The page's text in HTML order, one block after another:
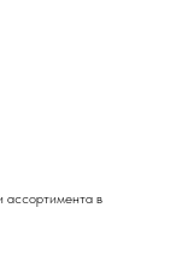
ассортимента в